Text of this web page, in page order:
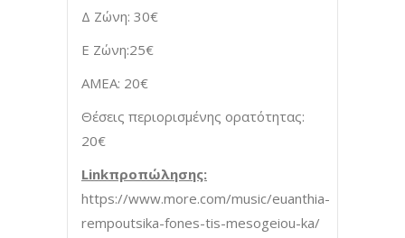
Δ Ζώνη: 30€
Ε Ζώνη:25€
ΑΜΕΑ: 20€
Θέσεις περιορισμένης ορατότητας:
20€
Linkπροπώλησης:
https://www.more.com/music/euanthia-
rempoutsika-fones-tis-mesogeiou-ka/